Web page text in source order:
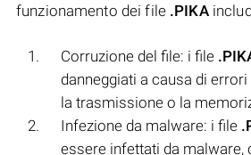
funzionamento dei file .PIKA
Corruzione del file: i file
danneggiati a causa di
la trasmissione o la
Infezione da malware: i file
essere infettati da malware,